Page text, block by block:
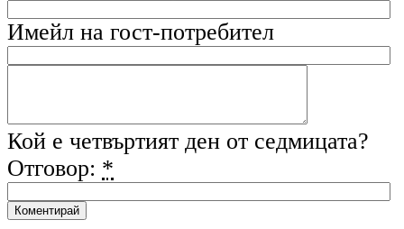
Имейл на гост-потребител
Кой е четвъртият ден от седмицата?
Отговор: *